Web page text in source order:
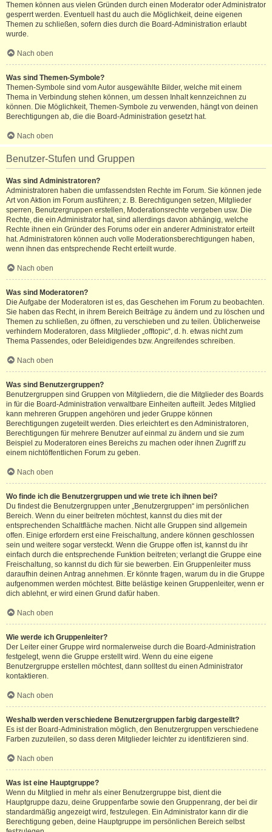
Themen können aus vielen Gründen durch einen Moderator oder Administrator
gesperrt werden. Eventuell hast du auch die Möglichkeit, deine eigenen
Themen zu schließen, sofern dies durch die Board-Administration erlaubt
wurde.
Nach oben
Was sind Themen-Symbole?
Themen-Symbole sind vom Autor ausgewählte Bilder, welche mit einem
Thema in Verbindung stehen können, um dessen Inhalt kennzeichnen zu
können. Die Möglichkeit, Themen-Symbole zu verwenden, hängt von deinen
Berechtigungen ab, die die Board-Administration gesetzt hat.
Nach oben
Benutzer-Stufen und Gruppen
Was sind Administratoren?
Administratoren haben die umfassendsten Rechte im Forum. Sie können jede
Art von Aktion im Forum ausführen; z. B. Berechtigungen setzen, Mitglieder
sperren, Benutzergruppen erstellen, Moderationsrechte vergeben usw. Die
Rechte, die ein Administrator hat, sind allerdings davon abhängig, welche
Rechte ihnen ein Gründer des Forums oder ein anderer Administrator erteilt
hat. Administratoren können auch volle Moderationsberechtigungen haben,
wenn ihnen das entsprechende Recht erteilt wurde.
Nach oben
Was sind Moderatoren?
Die Aufgabe der Moderatoren ist es, das Geschehen im Forum zu beobachten.
Sie haben das Recht, in ihrem Bereich Beiträge zu ändern und zu löschen und
Themen zu schließen, zu öffnen, zu verschieben und zu teilen. Üblicherweise
verhindern Moderatoren, dass Mitglieder „offtopic“, d. h. etwas nicht zum
Thema Passendes, oder Beleidigendes bzw. Angreifendes schreiben.
Nach oben
Was sind Benutzergruppen?
Benutzergruppen sind Gruppen von Mitgliedern, die die Mitglieder des Boards
in für die Board-Administration verwaltbare Einheiten aufteilt. Jedes Mitglied
kann mehreren Gruppen angehören und jeder Gruppe können
Berechtigungen zugeteilt werden. Dies erleichtert es den Administratoren,
Berechtigungen für mehrere Benutzer auf einmal zu ändern und sie zum
Beispiel zu Moderatoren eines Bereichs zu machen oder ihnen Zugriff zu
einem nichtöffentlichen Forum zu geben.
Nach oben
Wo finde ich die Benutzergruppen und wie trete ich ihnen bei?
Du findest die Benutzergruppen unter „Benutzergruppen“ im persönlichen
Bereich. Wenn du einer beitreten möchtest, kannst du dies mit der
entsprechenden Schaltfläche machen. Nicht alle Gruppen sind allgemein
offen. Einige erfordern erst eine Freischaltung, andere können geschlossen
sein und weitere sogar versteckt. Wenn die Gruppe offen ist, kannst du ihr
einfach durch die entsprechende Funktion beitreten; verlangt die Gruppe eine
Freischaltung, so kannst du dich für sie bewerben. Ein Gruppenleiter muss
daraufhin deinen Antrag annehmen. Er könnte fragen, warum du in die Gruppe
aufgenommen werden möchtest. Bitte belästige keinen Gruppenleiter, wenn er
dich ablehnt, er wird einen Grund dafür haben.
Nach oben
Wie werde ich Gruppenleiter?
Der Leiter einer Gruppe wird normalerweise durch die Board-Administration
festgelegt, wenn die Gruppe erstellt wird. Wenn du eine eigene
Benutzergruppe erstellen möchtest, dann solltest du einen Administrator
kontaktieren.
Nach oben
Weshalb werden verschiedene Benutzergruppen farbig dargestellt?
Es ist der Board-Administration möglich, den Benutzergruppen verschiedene
Farben zuzuteilen, so dass deren Mitglieder leichter zu identifizieren sind.
Nach oben
Was ist eine Hauptgruppe?
Wenn du Mitglied in mehr als einer Benutzergruppe bist, dient die
Hauptgruppe dazu, deine Gruppenfarbe sowie den Gruppenrang, der bei dir
standardmäßig angezeigt wird, festzulegen. Ein Administrator kann dir die
Berechtigung geben, deine Hauptgruppe im persönlichen Bereich selbst